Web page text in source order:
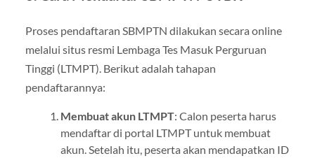
Proses pendaftaran SBMPTN dilakukan secara online
melalui situs resmi Lembaga Tes Masuk Perguruan
Tinggi (LTMPT). Berikut adalah tahapan
pendaftarannya:
Membuat akun LTMPT: Calon peserta harus
mendaftar di portal LTMPT untuk membuat
akun. Setelah itu, peserta akan mendapatkan ID